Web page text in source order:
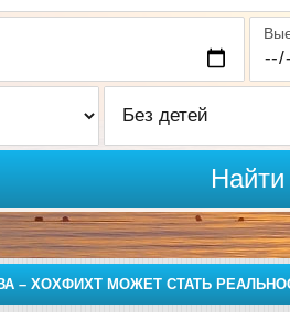
Найти
– ХОХФИХТ МОЖЕТ СТАТЬ